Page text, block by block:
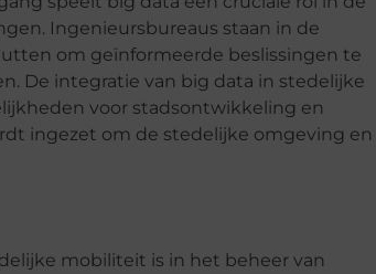
Ingenieursbureaus staan in de
om geïnformeerde beslissingen te
De integratie van big data in stedelijke
voor stadsontwikkeling en
ingezet om de stedelijke omgeving en
mobiliteit is in het beheer van